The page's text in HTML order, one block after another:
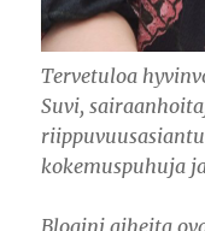
Tervetuloa
Suvi,
kokemuspuhuja